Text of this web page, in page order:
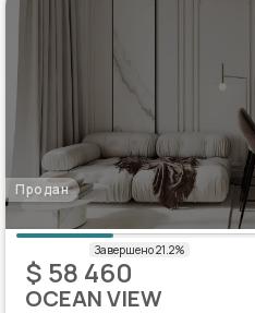
Продан
$ 58 460
OCEAN VIEW